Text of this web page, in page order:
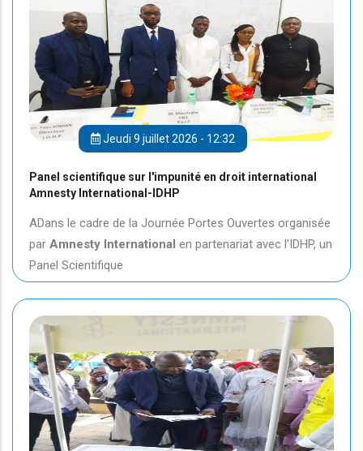
Jeudi 9 juillet 2026 - 12:32
Panel scientifique sur l'impunité en droit international
Amnesty International-IDHP
ADans le cadre de la Journée Portes Ouvertes organisée
par Amnesty International en partenariat avec l'IDHP, un
Panel Scientifique